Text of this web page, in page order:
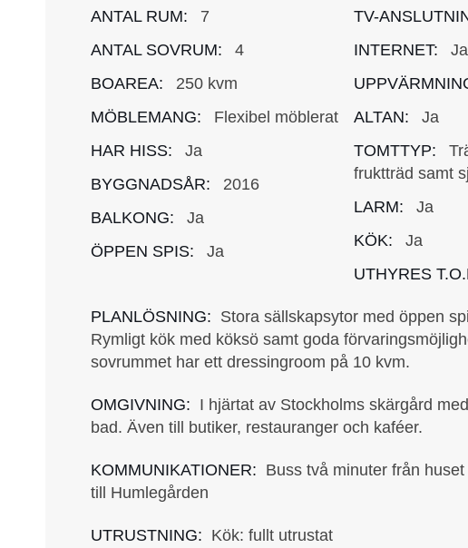
ANTAL RUM:
7
ANTAL SOVRUM:
4
BOAREA:
250 kvm
MÖBLEMANG:
Flexibel möblerat
HAR HISS:
Ja
BYGGNADSÅR:
2016
BALKONG:
Ja
ÖPPEN SPIS:
Ja
TV-
INTERNET:
Ja
ALTAN:
Ja
TOMTTYP:
fruktträd samt
LARM:
Ja
KÖK:
Ja
UTHYRES
PLANLÖSNING: Stora sällskapsytor med öppen
Rymligt kök med köksö samt goda
sovrummet har ett dressingroom på 10 kvm.
OMGIVNING: I hjärtat av Stockholms skärgård
bad. Även till butiker, restauranger och kaféer.
KOMMUNIKATIONER: Buss två minuter från
till Humlegården
UTRUSTNING: Kök: fullt utrustat